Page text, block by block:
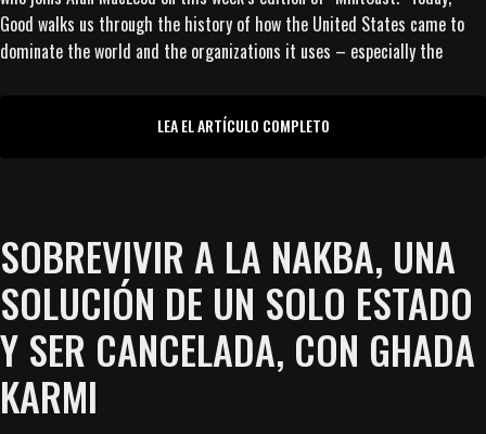
Good walks us through the history of how the United States came to
dominate the world and the organizations it uses – especially the
LEA EL ARTÍCULO COMPLETO
SOBREVIVIR A LA NAKBA, UNA
SOLUCIÓN DE UN SOLO ESTADO
Y SER CANCELADA, CON GHADA
KARMI